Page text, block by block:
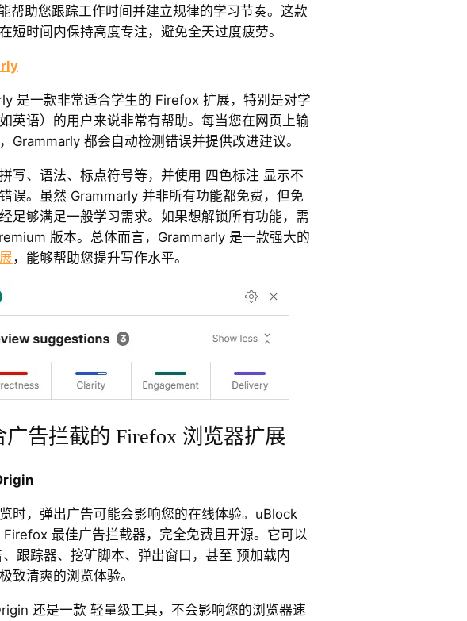
帮助您跟踪工作时间并建立规律的学习节奏。这款
短时间内保持高度专注，避免全天过度疲劳。
是一款非常适合学生的 Firefox 扩展，特别是对学
英语）的用户来说非常有帮助。每当您在网页上输
Grammarly 都会自动检测错误并提供改进建议。
写、语法、标点符号等，并使用 四色标注 显示不
误。虽然 Grammarly 并非所有功能都免费，但免
足够满足一般学习需求。如果想解锁所有功能，需
版本。总体而言，Grammarly 是一款强大的
，能够帮助您提升写作水平。
广告拦截的 Firefox 浏览器扩展
时，弹出广告可能会影响您的在线体验。uBlock
最佳广告拦截器，完全免费且开源。它可以
跟踪器、挖矿脚本、弹出窗口，甚至 预加载内
致清爽的浏览体验。
还是一款 轻量级工具，不会影响您的浏览器速